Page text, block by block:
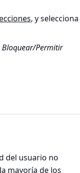
, y selecciona
Bloquear/Permitir
del usuario no
mayoría de los